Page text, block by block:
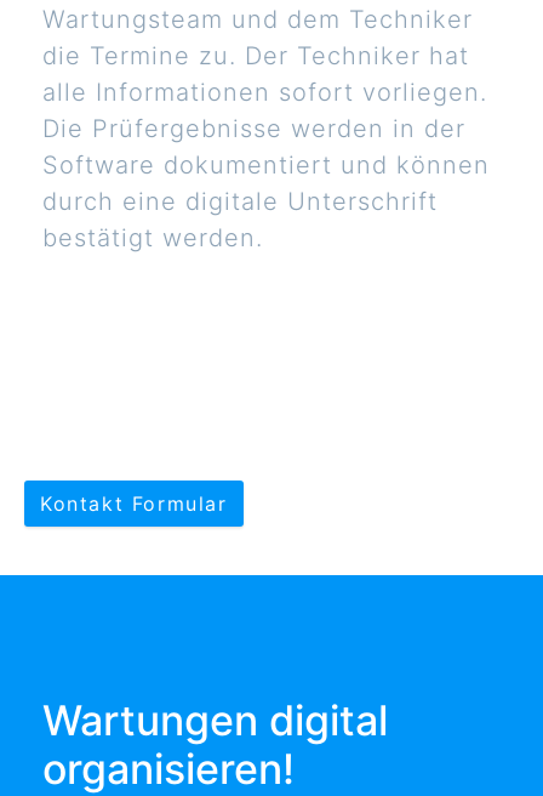
Wartungsteam und dem Techniker
die Termine zu. Der Techniker hat
alle Informationen sofort vorliegen.
Die Prüfergebnisse werden in der
Software dokumentiert und können
durch eine digitale Unterschrift
bestätigt werden.
Kontakt Formular
Wartungen digital
organisieren!